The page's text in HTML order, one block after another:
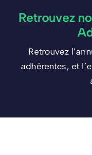
Retrouvez
Retrouvez
adhérentes, et